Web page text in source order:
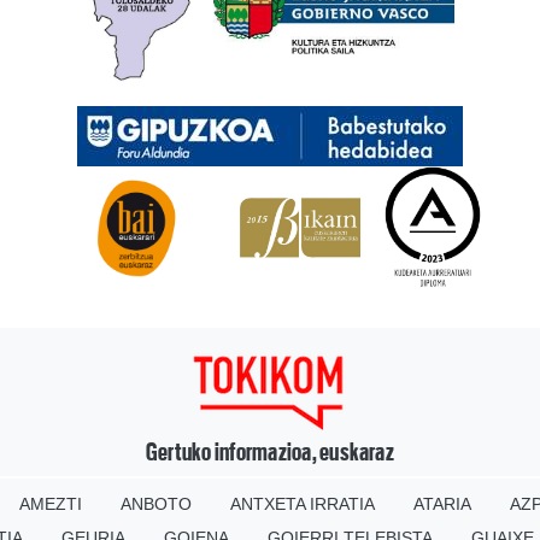
Gertuko informazioa, euskaraz
AMEZTI ANBOTO ANTXETA IRRATIA ATARIA